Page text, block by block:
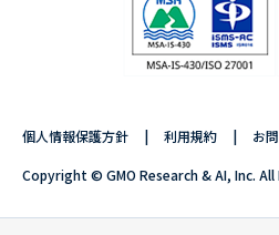
個人情報保護方針 利用規約 お
Copyright © GMO Research & AI, Inc.